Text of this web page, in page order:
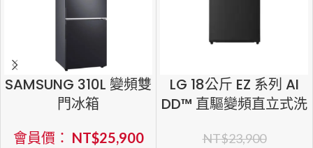
SAMSUNG 310L 變頻雙
門冰箱
會員價： NT$25,900
LG 18公斤 EZ 系列 AI
DD™ 直驅變頻直立式洗
NT$23,900